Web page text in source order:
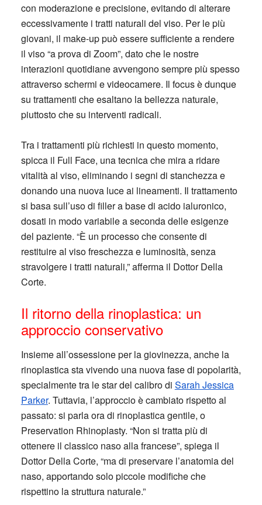
con moderazione e precisione, evitando di alterare
eccessivamente i tratti naturali del viso. Per le più
giovani, il make-up può essere sufficiente a rendere
il viso “a prova di Zoom”, dato che le nostre
interazioni quotidiane avvengono sempre più spesso
attraverso schermi e videocamere. Il focus è dunque
su trattamenti che esaltano la bellezza naturale,
piuttosto che su interventi radicali.
Tra i trattamenti più richiesti in questo momento,
spicca il Full Face, una tecnica che mira a ridare
vitalità al viso, eliminando i segni di stanchezza e
donando una nuova luce ai lineamenti. Il trattamento
si basa sull’uso di filler a base di acido ialuronico,
dosati in modo variabile a seconda delle esigenze
del paziente. “È un processo che consente di
restituire al viso freschezza e luminosità, senza
stravolgere i tratti naturali,” afferma il Dottor Della
Corte.
Il ritorno della rinoplastica: un
approccio conservativo
Insieme all’ossessione per la giovinezza, anche la
rinoplastica sta vivendo una nuova fase di popolarità,
specialmente tra le star del calibro di Sarah Jessica
Parker. Tuttavia, l’approccio è cambiato rispetto al
passato: si parla ora di rinoplastica gentile, o
Preservation Rhinoplasty. “Non si tratta più di
ottenere il classico naso alla francese”, spiega il
Dottor Della Corte, “ma di preservare l’anatomia del
naso, apportando solo piccole modifiche che
rispettino la struttura naturale.”